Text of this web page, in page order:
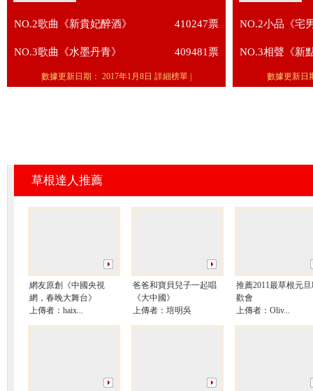
410247票
NO.2歌曲《新貴妃醉酒》
409481票
NO.3歌曲《水墨丹青》
數據更新日期： 2017年1月8日 詳細榜單
NO.2小品《宅
NO.3相聲《新
數據更新日
草根達人推薦
網友原創《中國央視
網，春晚大舞台》
上傳者： haix...
爸爸和寶貝兒子一起唱
《大中國》
上傳者： 培明吳
推薦2011最草根元
歡會
上傳者： Oliv...